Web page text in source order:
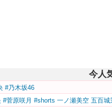
今人
#乃木坂46
菅原咲月 #shorts 一ノ瀬美空 五百